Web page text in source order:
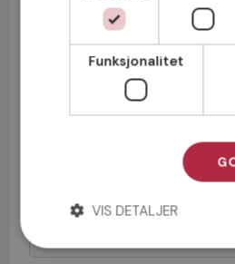
Funksjonalitet
VIS DETALJER